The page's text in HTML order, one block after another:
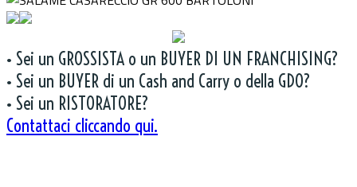
• Sei un GROSSISTA o un BUYER DI UN FRANCHISING?
• Sei un BUYER di un Cash and Carry o della GDO?
• Sei un RISTORATORE?
Contattaci cliccando qui.